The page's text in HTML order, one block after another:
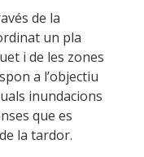
de la
un pla
i de les zones
a l’objectiu
inundacions
que es
la tardor.